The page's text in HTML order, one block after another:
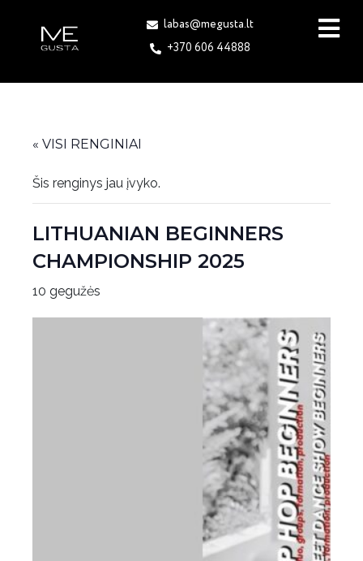
labas@megusta.lt
+370 606 44888
« VISI RENGINIAI
Šis renginys jau įvyko.
LITHUANIAN BEGINNERS
CHAMPIONSHIP 2025
10 gegužės